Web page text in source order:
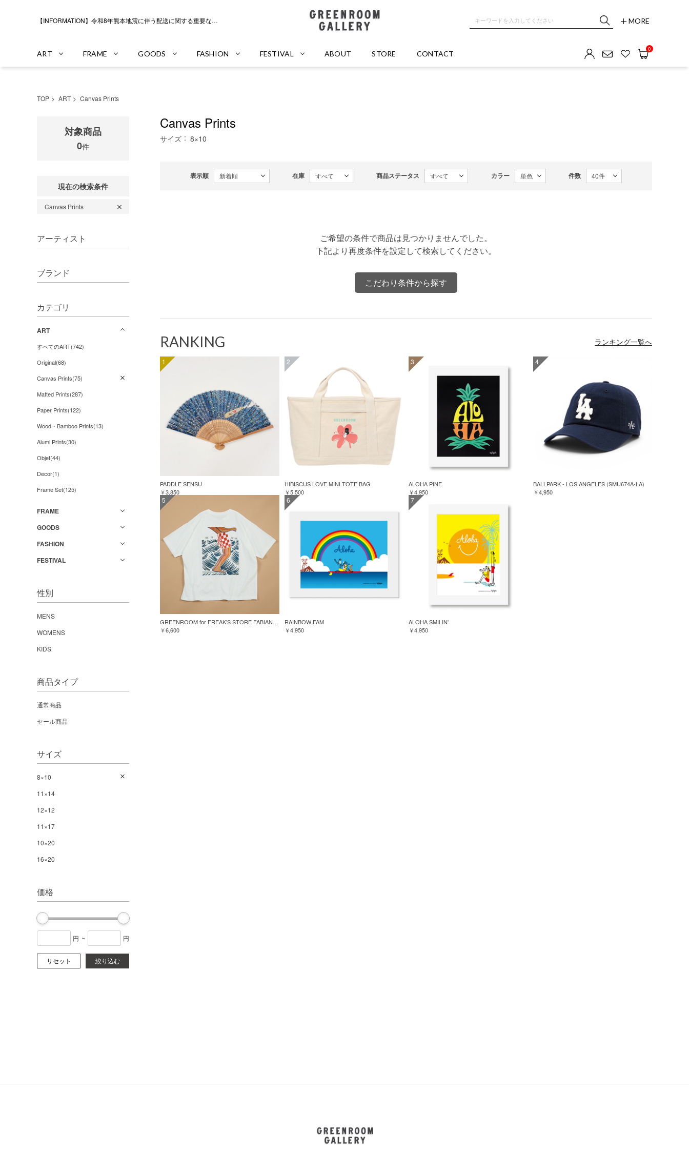
【INFORMATION】令和8年熊本地震に伴う配送に関する重要なお知らせ
MORE
ART FRAME GOODS FASHION FESTIVAL ABOUT STORE CONTACT
0
TOP ART Canvas Prints
対象商品
0件
現在の検索条件
Canvas Prints
アーティスト
ブランド
カテゴリ
ART
すべてのART(742)
Original(68)
Canvas Prints(75)
Matted Prints(287)
Paper Prints(122)
Wood・Bamboo Prints(13)
Alumi Prints(30)
Objet(44)
Decor(1)
Frame Set(125)
FRAME
GOODS
FASHION
FESTIVAL
性別
MENS
WOMENS
KIDS
商品タイプ
通常商品
セール商品
サイズ
8×10
11×14
12×12
11×17
10×20
16×20
価格
円 ~ 円
リセット 絞り込む
Canvas Prints
サイズ 8×10
表示順 在庫 商品ステータス カラー 件数
ご希望の条件で商品は見つかりませんでした。
下記より再度条件を設定して検索してください。
こだわり条件から探す
RANKING ランキング一覧へ
1
PADDLE SENSU
￥3,850
2
HIBISCUS LOVE MINI TOTE BAG
￥5,500
3
ALOHA PINE
￥4,950
4
BALLPARK - LOS ANGELES (SMU674A-LA)
￥4,950
5
GREENROOM for FREAK'S STORE FABIAN LAVATER S/S TEE
￥6,600
6
RAINBOW FAM
￥4,950
7
ALOHA SMILIN'
￥4,950